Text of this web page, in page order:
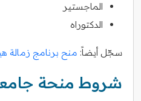
الماجستير
الدكتوراه
سجّل أيضاً: منح برنامج زمالة
شروط منحة